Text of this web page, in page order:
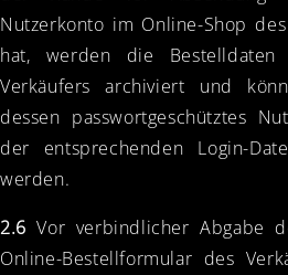
Nutzerkonto im Online-Shop
hat, werden die
Verkäufers archiviert und
dessen passwortgeschütztes
der entsprechenden Login-
werden.
2.6 Vor verbindlicher Abgabe
Online-Bestellformular des